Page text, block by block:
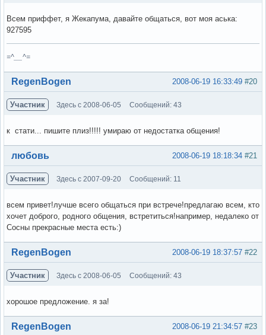
Всем приффет, я Жекапума, давайте общаться, вот моя аська:
927595
=^__^=
Вне форума #20
2008-06-19 16:33:49
RegenBogen
Участник Здесь с 2008-06-05 Сообщений: 43
к стати... пишите плиз!!!!! умираю от недостатка общения!
Вне форума #21
2008-06-19 18:18:34
любовь
Участник Здесь с 2007-09-20 Сообщений: 11
всем привет!лучше всего общаться при встрече!предлагаю всем, кто
хочет доброго, родного общения, встретиться!например, недалеко от
Сосны прекрасные места есть:)
Вне форума #22
2008-06-19 18:37:57
RegenBogen
Участник Здесь с 2008-06-05 Сообщений: 43
хорошое предложение. я за!
Вне форума #23
2008-06-19 21:34:57
RegenBogen